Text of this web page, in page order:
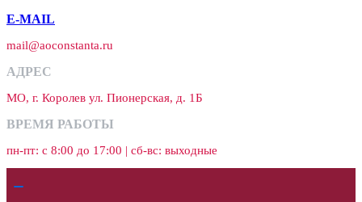
E-MAIL
mail@aoconstanta.ru
АДРЕС
МО, г. Королев ул. Пионерская, д. 1Б
ВРЕМЯ РАБОТЫ
пн-пт: с 8:00 до 17:00 | сб-вс: выходные